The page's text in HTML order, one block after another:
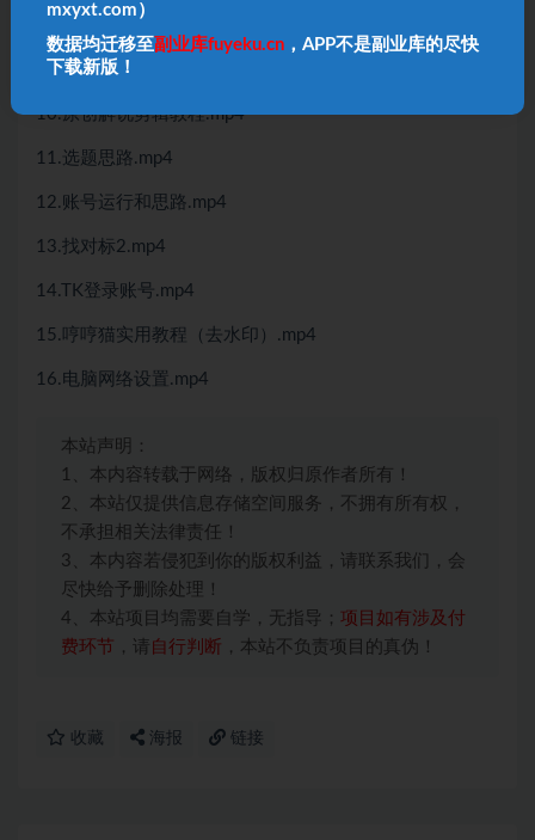
08.下载原片.mp4
09.修改邮箱和密码流程.mp4
10.原创解说剪辑教程.mp4
11.选题思路.mp4
12.账号运行和思路.mp4
13.找对标2.mp4
14.TK登录账号.mp4
15.哼哼猫实用教程（去水印）.mp4
16.电脑网络设置.mp4
本站声明：
1、本内容转载于网络，版权归原作者所有！
2、本站仅提供信息存储空间服务，不拥有所有权，
不承担相关法律责任！
3、本内容若侵犯到你的版权利益，请联系我们，会
尽快给予删除处理！
4、本站项目均需要自学，无指导； 项目如有涉及付
费环节 ，请 自行判断 ，本站不负责项目的真伪！
收藏 海报 链接
mxyxt.com）
数据均迁移至副业库fuyeku.cn ，APP不是副业库的尽快
下载新版！